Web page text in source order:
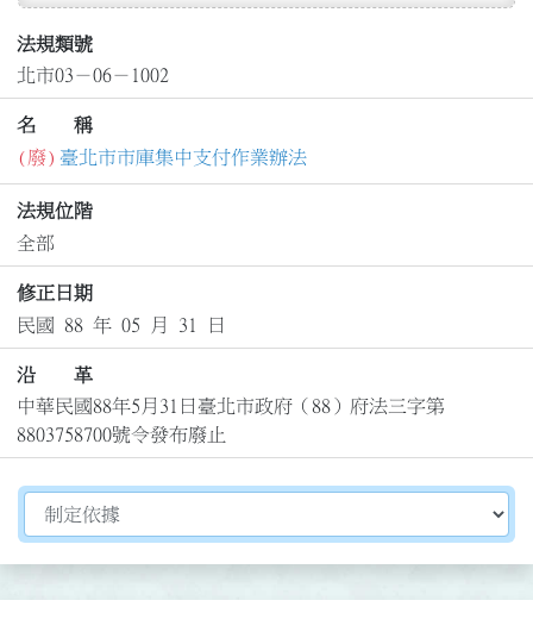
法規類號
北市03－06－1002
名 稱
(廢) 臺北市市庫集中支付作業辦法
法規位階
全部
修正日期
民國 88 年 05 月 31 日
沿 革
中華民國88年5月31日臺北市政府（88）府法三字第
8803758700號令發布廢止
切換選擇法規資訊內容